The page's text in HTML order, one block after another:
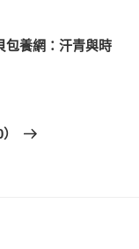
包養網：汗青與時